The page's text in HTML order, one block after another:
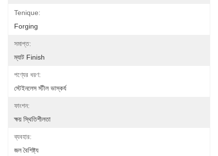
Tenique:
Forging
সমাপ্ত:
ম্যাট Finish
পণ্যের ধরণ:
স্টেইনলেস স্টীল ভাস্কর্য
ফাংশন:
ক্ষয় স্থিতিশীলতা
ব্যবহার:
জল বৈশিষ্ট্য